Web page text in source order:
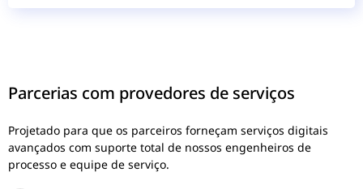
Parcerias com provedores de serviços
Projetado para que os parceiros forneçam serviços digitais
avançados com suporte total de nossos engenheiros de
processo e equipe de serviço.